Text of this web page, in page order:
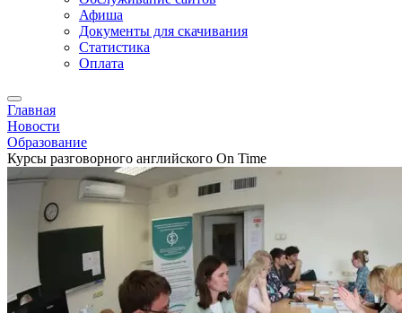
Афиша
Документы для скачивания
Статистика
Оплата
Главная
Новости
Образование
Курсы разговорного английского On Time